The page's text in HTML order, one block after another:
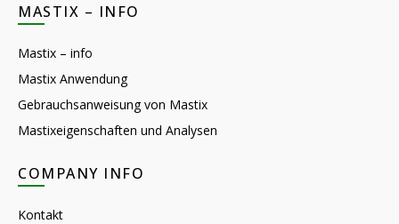
MASTIX – INFO
Mastix – info
Mastix Anwendung
Gebrauchsanweisung von Mastix
Mastixeigenschaften und Analysen
COMPANY INFO
Kontakt